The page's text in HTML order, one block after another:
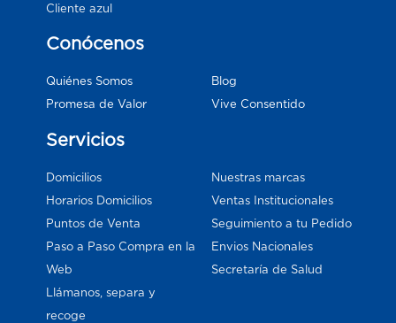
Cliente azul
Conócenos
Quiénes Somos
Promesa de Valor
Blog
Vive Consentido
Servicios
Domicilios
Horarios Domicilios
Puntos de Venta
Paso a Paso Compra en la
Web
Llámanos, separa y
recoge
Nuestras marcas
Ventas Institucionales
Seguimiento a tu Pedido
Envios Nacionales
Secretaría de Salud